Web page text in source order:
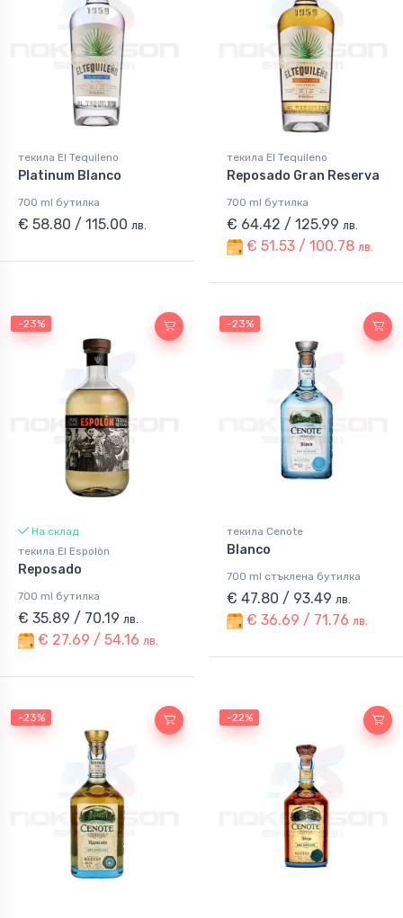
текила El Tequileno
Platinum Blanco
700 ml бутилка
€ 58.80 / 115.00 лв.
текила El Tequileno
Reposado Gran Reserva
700 ml бутилка
€ 64.42 / 125.99 лв.
€ 51.53 / 100.78 лв.
-23%
На склад
текила El Espolòn
Reposado
700 ml бутилка
€ 35.89 / 70.19 лв.
€ 27.69 / 54.16 лв.
-23%
текила Cenote
Blanco
700 ml стъклена бутилка
€ 47.80 / 93.49 лв.
€ 36.69 / 71.76 лв.
-23% -22%